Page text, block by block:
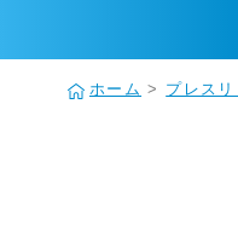
ホーム > プレスリ